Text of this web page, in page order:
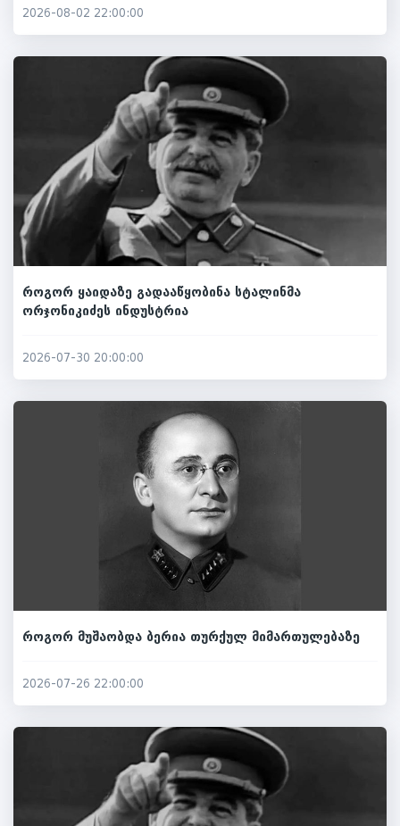
2026-08-02 22:00:00
როგორ ყაიდაზე გადააწყობინა სტალინმა
ორჯონიკიძეს ინდუსტრია
2026-07-30 20:00:00
როგორ მუშაობდა ბერია თურქულ მიმართულებაზე
2026-07-26 22:00:00